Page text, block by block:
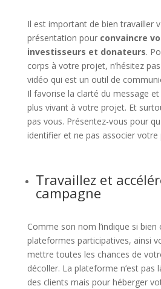
Il est important de bien travailler
présentation pour convaincre
investisseurs et donateurs.
corps à votre projet, n’hésitez
vidéo qui est un outil de
Il favorise la clarté du message
plus vivant à votre projet. Et
pas vous. Présentez-vous pour
identifier et ne pas associer
Travaillez et
campagne
Comme son nom l’indique si bien
plateformes participatives, ainsi
mettre toutes les chances de
décoller. La plateforme n’est pas
des clients mais pour héberger